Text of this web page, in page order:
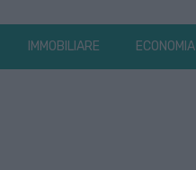
IMMOBILIARE ECONOMIA